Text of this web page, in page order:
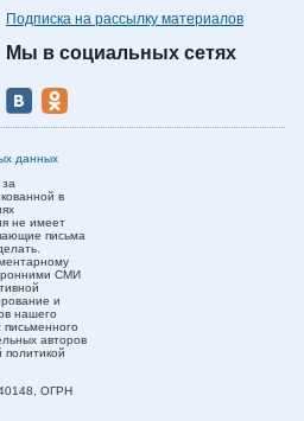
Подписка на рассылку материалов
Мы в социальных сетях
данных
за
в
не имеет
письма
СМИ
и
нашего
авторов
политикой
ОГРН